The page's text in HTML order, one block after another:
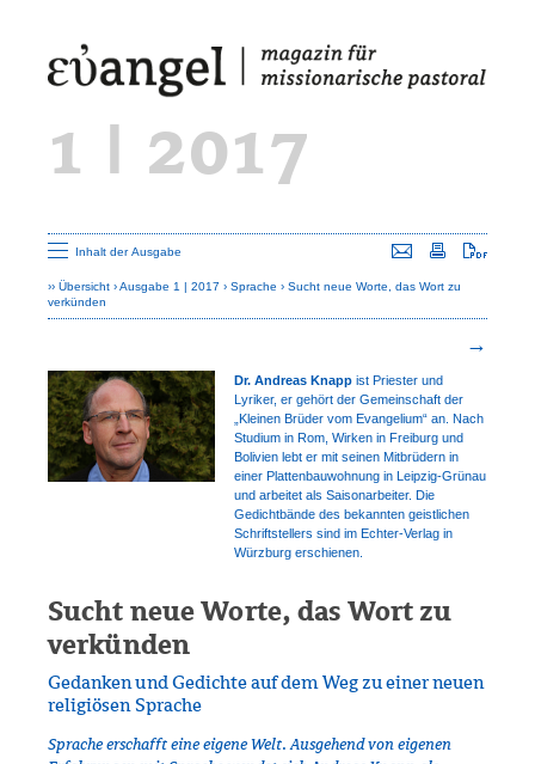
1 | 2017
Übersicht Ausgabe 1 | 2017 Sprache
Sucht neue Worte, das Wort zu
verkünden
Inhalt der Ausgabe Seite versenden
Seite drucken
Sucht neue Worte, das Wort zu
verkünden
Gedanken und Gedichte auf dem Weg zu einer neuen
religiösen Sprache
Sprache erschafft eine eigene Welt. Ausgehend von eigenen
Dr. Andreas Knappist Priester und
Lyriker, er gehört der Gemeinschaft der
„Kleinen Brüder vom Evangelium“ an. Nach
Studium in Rom, Wirken in Freiburg und
Bolivien lebt er mit sei­nen Mitbrüdern in
einer Plattenbau­wohnung in Leipzig-Grünau
und arbei­tet als Saisonarbeiter. Die
Gedicht­bän­de des bekannten geist­lichen
Schrift­stellers sind im Echter-Verlag in
Würz­burg erschienen.